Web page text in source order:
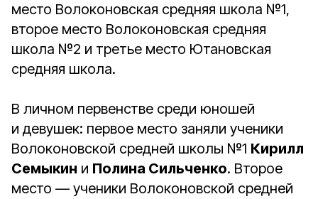
место Волоконовская средняя школа №1,
второе место Волоконовская средняя
школа №2 и третье место Ютановская
средняя школа.
В личном первенстве среди юношей
и девушек: первое место заняли ученики
Волоконовской средней школы №1 Кирилл
Семыкин и Полина Сильченко. Второе
место — ученики Волоконовской средней